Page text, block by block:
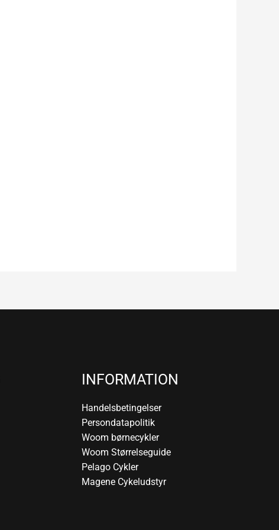
INFORMATION
Handelsbetingelser
Persondatapolitik
Woom børnecykler
Woom Størrelseguide
Pelago Cykler
Magene Cykeludstyr